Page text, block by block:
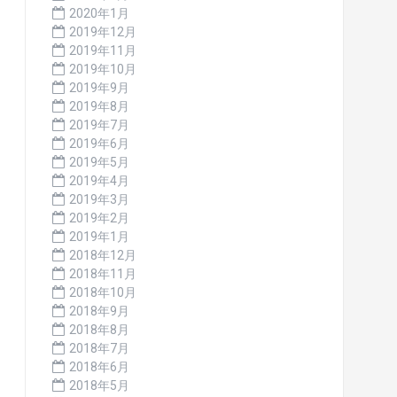
2020年1月
2019年12月
2019年11月
2019年10月
2019年9月
2019年8月
2019年7月
2019年6月
2019年5月
2019年4月
2019年3月
2019年2月
2019年1月
2018年12月
2018年11月
2018年10月
2018年9月
2018年8月
2018年7月
2018年6月
2018年5月